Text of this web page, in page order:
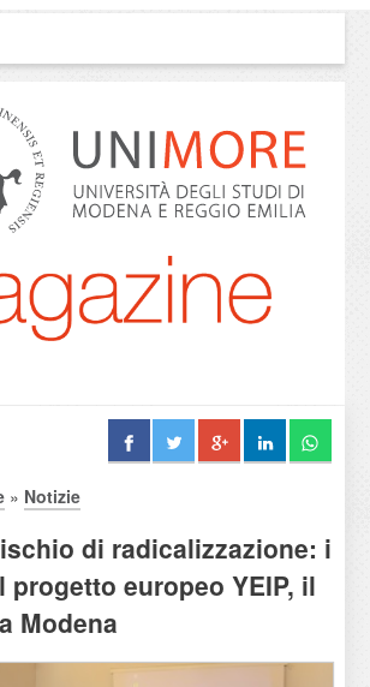
» Notizie
di radicalizzazione: i
europeo YEIP, il
Modena